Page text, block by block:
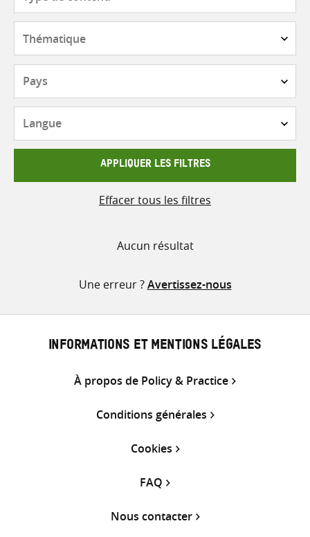
contenu
APPLIQUER LES FILTRES
Effacer tous les filtres
Aucun résultat
Une erreur ?Avertissez-nous
INFORMATIONS ET MENTIONS LÉGALES
À propos de Policy & Practice
Conditions générales
Cookies
FAQ
Nous contacter